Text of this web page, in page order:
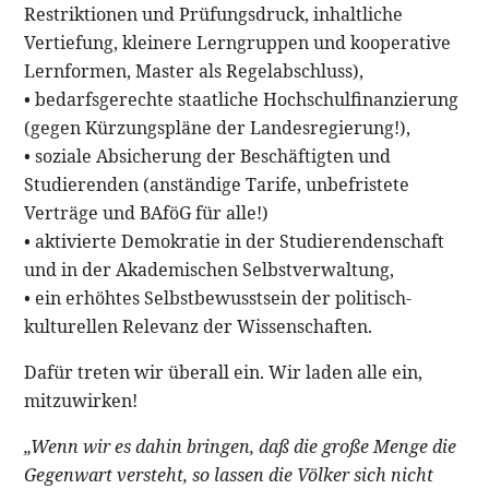
Restriktionen und Prüfungsdruck, inhaltliche
Vertiefung, kleinere Lerngruppen und kooperative
Lernformen, Master als Regelabschluss),
• bedarfsgerechte staatliche Hochschulfinanzierung
(gegen Kürzungspläne der Landesregierung!),
• soziale Absicherung der Beschäftigten und
Studierenden (anständige Tarife, unbefristete
Verträge und BAföG für alle!)
• aktivierte Demokratie in der Studierendenschaft
und in der Akademischen Selbstverwaltung,
• ein erhöhtes Selbstbewusstsein der politisch-
kulturellen Relevanz der Wissenschaften.
Dafür treten wir überall ein. Wir laden alle ein,
mitzuwirken!
„Wenn wir es dahin bringen, daß die große Menge die
Gegenwart versteht, so lassen die Völker sich nicht